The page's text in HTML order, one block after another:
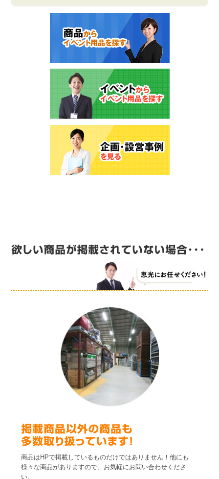
商品はHPで掲載しているものだけではありません！他にも
様々な商品がありますので、お気軽にお問い合わせくださ
い。